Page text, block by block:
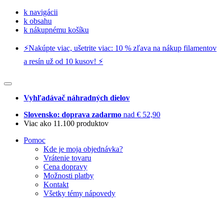
k navigácii
k obsahu
k nákupnému košíku
⚡️Nakúpte viac, ušetrite viac: 10 % zľava na nákup filamentov
a resín už od 10 kusov! ⚡️
Vyhľadávač náhradných dielov
Slovensko: doprava zadarmo nad € 52,90
Viac ako 11.100 produktov
Pomoc
Kde je moja objednávka?
Vrátenie tovaru
Cena dopravy
Možnosti platby
Kontakt
Všetky témy nápovedy